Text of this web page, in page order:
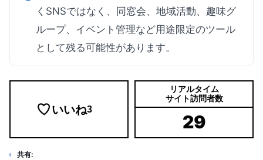
くSNSではなく、同窓会、地域活動、趣味グ
ループ、イベント管理など用途限定のツール
として残る可能性があります。
いいね3
リアルタイム
サイト訪問者数
29
共有: